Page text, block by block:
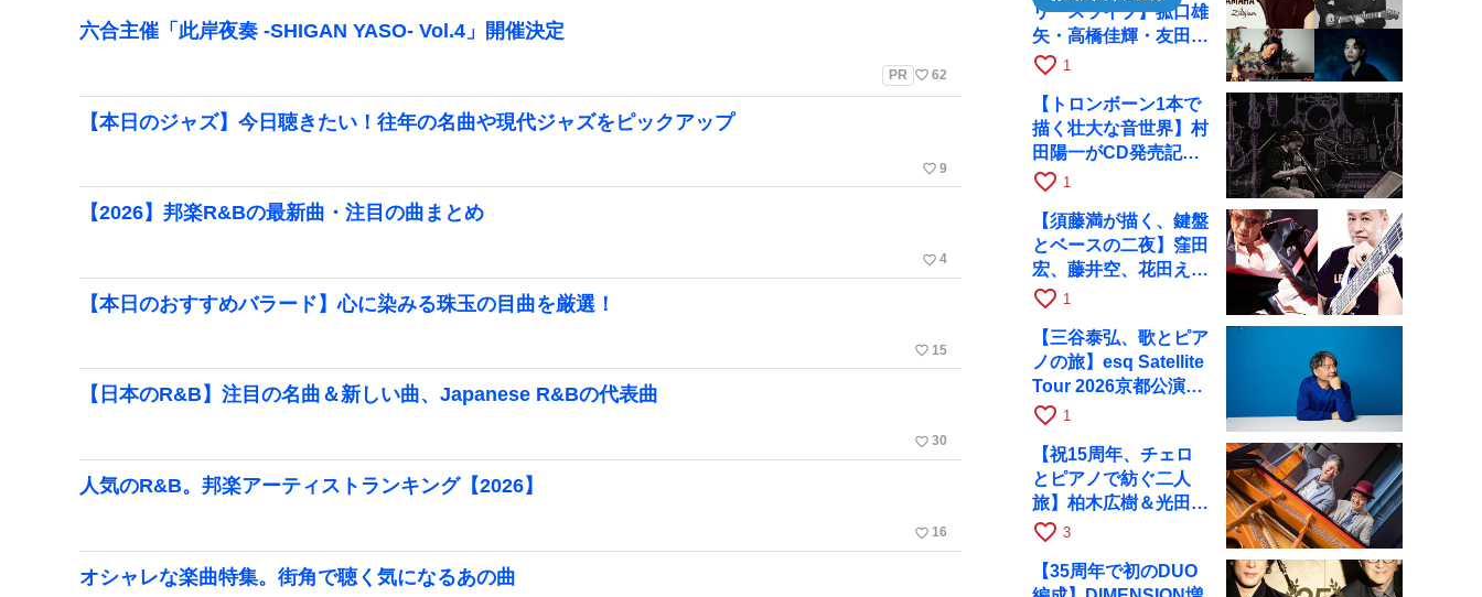
六合主催「此岸夜奏 -SHIGAN YASO- Vol.4」開催決定
PR favorite_border 62
【本日のジャズ】今日聴きたい！往年の名曲や現代ジャズをピックアップ
favorite_border 9
【2026】邦楽R&Bの最新曲・注目の曲まとめ
favorite_border 4
【本日のおすすめバラード】心に染みる珠玉の目曲を厳選！
favorite_border 15
【日本のR&B】注目の名曲＆新しい曲、Japanese R&Bの代表曲
favorite_border 30
人気のR&B。邦楽アーティストランキング【2026】
favorite_border 16
オシャレな楽曲特集。街角で聴く気になるあの曲
リースライブ】菰口雄
矢・高橋佳輝・友田ジ
ュンと9月28日にRAG
favorite_border 1
【トロンボーン1本で
描く壮大な音世界】村
田陽一がCD発売記念
ツアーで9月4日に京
favorite_border 1
【須藤満が描く、鍵盤
とベースの二夜】窪田
宏、藤井空、花田えみ
と京都RAGで共演
favorite_border 1
【三谷泰弘、歌とピア
ノの旅】esq Satellite
Tour 2026京都公演を
10月に開催
favorite_border 1
【祝15周年、チェロ
とピアノで紡ぐ二人
旅】柏木広樹＆光田健
一が11月12日に京都
favorite_border 3
【35周年で初のDUO